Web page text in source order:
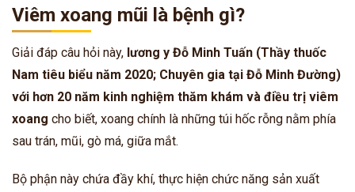
Viêm xoang mũi là bệnh gì?
Giải đáp câu hỏi này, lương y Đỗ Minh Tuấn (Thầy thuốc
Nam tiêu biểu năm 2020; Chuyên gia tại Đỗ Minh Đường)
với hơn 20 năm kinh nghiệm thăm khám và điều trị viêm
xoang cho biết, xoang chính là những túi hốc rỗng nằm phía
sau trán, mũi, gò má, giữa mắt.
Bộ phận này chứa đầy khí, thực hiện chức năng sản xuất